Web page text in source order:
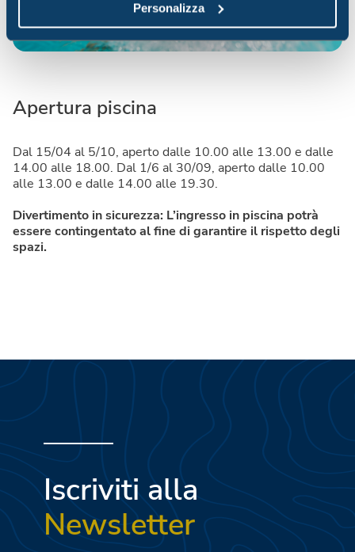
Personalizza
Apertura piscina
Dal 15/04 al 5/10, aperto dalle 10.00 alle 13.00 e dalle
14.00 alle 18.00. Dal 1/6 al 30/09, aperto dalle 10.00
alle 13.00 e dalle 14.00 alle 19.30.
Divertimento in sicurezza: L’ingresso in piscina potrà
essere contingentato al fine di garantire il rispetto degli
spazi.
Iscriviti alla
Newsletter